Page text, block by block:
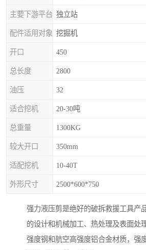
主要下游平台 独立站
配件适用对象 挖掘机
开口 450
总长度 2800
油压 32
适合挖机 20-30吨
总重量 1300KG
较大开口 350mm
适配挖机 10-40T
外形尺寸 2500*600*750
强力液压剪是绝好的破拆救援工具产
的设计和机械加工、热处理及表面处
强度钢和航空高强度铝合金材质，强